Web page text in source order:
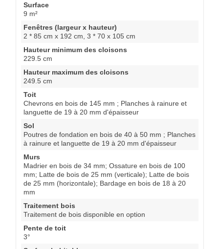
Surface
9 m²
Fenêtres (largeur x hauteur)
2 * 85 cm x 192 cm, 3 * 70 x 105 cm
Hauteur minimum des cloisons
229.5 cm
Hauteur maximum des cloisons
249.5 cm
Toit
Chevrons en bois de 145 mm ; Planches à rainure et
languette de 19 à 20 mm d'épaisseur
Sol
Poutres de fondation en bois de 40 à 50 mm ; Planches
à rainure et languette de 19 à 20 mm d'épaisseur
Murs
Madrier en bois de 34 mm; Ossature en bois de 100
mm; Latte de bois de 25 mm (verticale); Latte de bois
de 25 mm (horizontale); Bardage en bois de 18 à 20
mm
Traitement bois
Traitement de bois disponible en option
Pente de toit
3°